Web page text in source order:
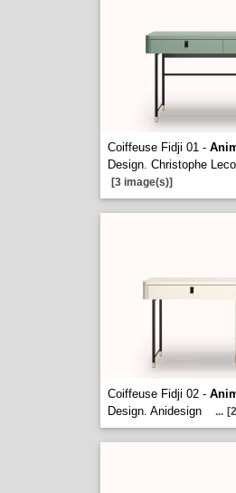
Coiffeuse Fidji 01 -
Design. Christophe
[3 image(s)]
Coiffeuse Fidji 02 -
Design. Anidesign
...